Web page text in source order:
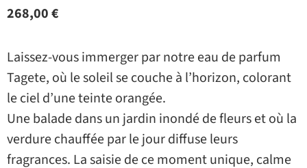
268,00€
Laissez-vous immerger par notre eau de parfum
Tagete, où le soleil se couche à l’horizon, colorant
le ciel d’une teinte orangée.
Une balade dans un jardin inondé de fleurs et où la
verdure chauffée par le jour diffuse leurs
fragrances. La saisie de ce moment unique, calme